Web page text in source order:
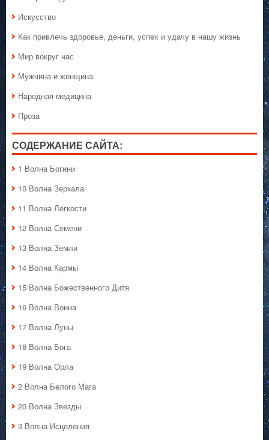
Искусство
Как привлечь здоровье, деньги, успех и удачу в нашу жизнь
Мир вокруг нас
Мужчина и женщина
Народная медицина
Проза
СОДЕРЖАНИЕ САЙТА:
1 Волна Богини
10 Волна Зеркала
11 Волна Лёгкости
12 Волна Семени
13 Волна Земли
14 Волна Кармы
15 Волна Божественного Дитя
16 Волна Воина
17 Волна Луны
18 Волна Бога
19 Волна Орла
2 Волна Белого Мага
20 Волна Звезды
3 Волна Исцеления